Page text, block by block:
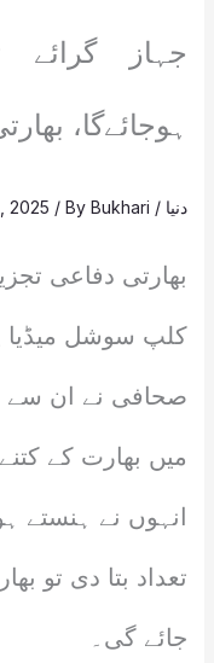
جہاز
ہوجائےگا،
دنیا /
2025 / ByBukhari
بھارتی دفاعی
کلپ سوشل میڈیا
صحافی نے ان سے
میں بھارت کے
انہوں نے ہنستے
تعداد بتا دی تو
جائے گی۔